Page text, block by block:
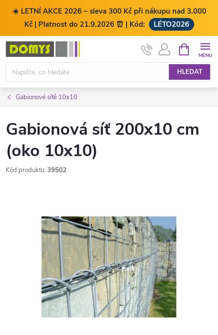
☀️ LETNÍ AKCE 2026 – sleva 300 Kč při nákupu nad 3.000
Kč | Platnost do 21.9.2026 ⏰ | Kód:
LÉTO2026
Přejít
obsah
HLEDAT
NÁKUPNÍ
KOŠÍK
Gabionové sítě 10x10
Gabionová síť 200x10 cm
(oko 10x10)
Kód produktu: 39502